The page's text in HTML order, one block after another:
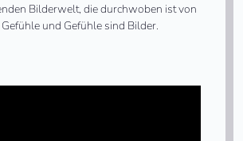
Bilderwelt, die durchwoben ist von
und Gefühle sind Bilder.